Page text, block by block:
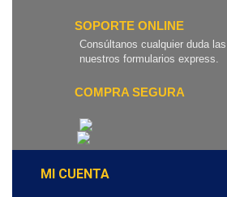
SOPORTE ONLINE
Consúltanos cualquier duda
nuestros formularios express.
COMPRA SEGURA
MI CUENTA